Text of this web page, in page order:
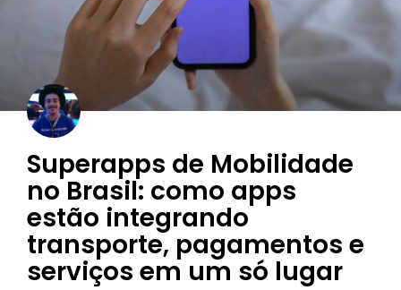
Superapps de Mobilidade
no Brasil: como apps
estão integrando
transporte, pagamentos e
serviços em um só lugar